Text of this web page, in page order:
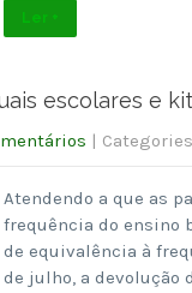
Ler +
escolares e kit
|
Atendendo a que as
frequência do ensino
de equivalência à
de julho, a devolução